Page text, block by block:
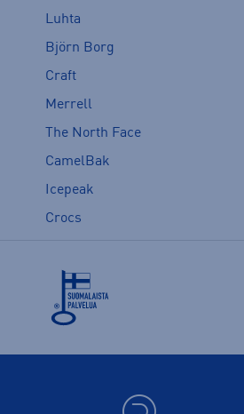
Luhta
Björn Borg
Craft
Merrell
The North Face
CamelBak
Icepeak
Crocs